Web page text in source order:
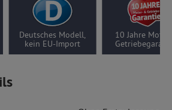
10 Jahre Motor-/
Getriebegarantie
5 Jahre
Garantie